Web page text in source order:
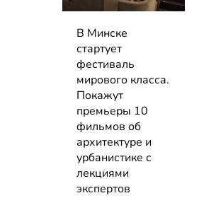
В Минске
стартует
фестиваль
мирового класса.
Покажут
премьеры 10
фильмов об
архитектуре и
урбанистике с
лекциями
экспертов